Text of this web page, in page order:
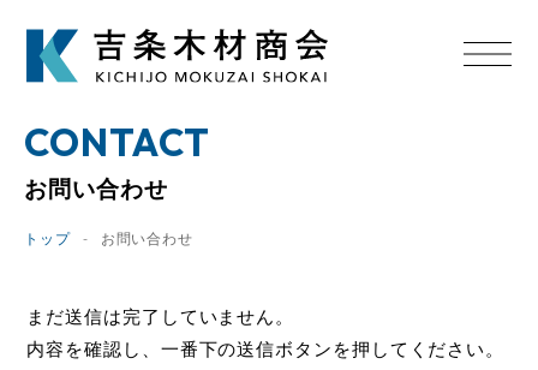
CONTACT
お問い合わせ
トップ お問い合わせ
まだ送信は完了していません。
内容を確認し、一番下の送信ボタンを押してください。